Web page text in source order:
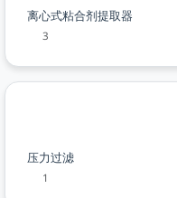
离心式粘合剂提取器
3
压力过滤
1